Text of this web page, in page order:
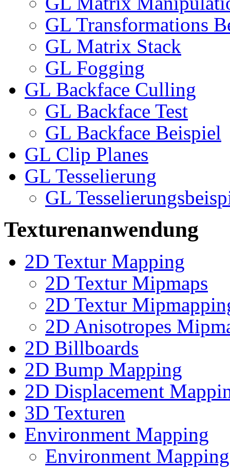
GL Transformations
GL Matrix Stack
GL Fogging
GL Backface Culling
GL Backface Test
GL Backface Beispiel
GL Clip Planes
GL Tesselierung
GL
Texturenanwendung
2D Textur Mapping
2D Textur Mipmaps
2D Textur
2D Anisotropes
2D Billboards
2D Bump Mapping
2D Displacement
3D Texturen
Environment Mapping
Environment